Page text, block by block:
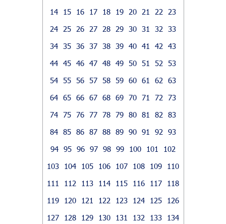
14
15 16 17 18 19 20 21 22
23
24
25 26 27 28 29 30 31 32
33
34 35 36 37 38 39 40 41 42
43
44 45 46 47 48 49 50 51 52
53
54 55 56 57 58 59 60 61 62
63
64 65 66 67 68 69 70 71 72
73
74 75 76 77 78 79 80 81 82
83
84 85 86 87 88 89 90 91 92
93
94 95 96 97 98 99 100 101
102
103
104 105 106 107 108 109
110
111
112 113 114 115 116 117
118
119
120 121 122 123 124 125
126
127
128 129 130 131 132 133
134